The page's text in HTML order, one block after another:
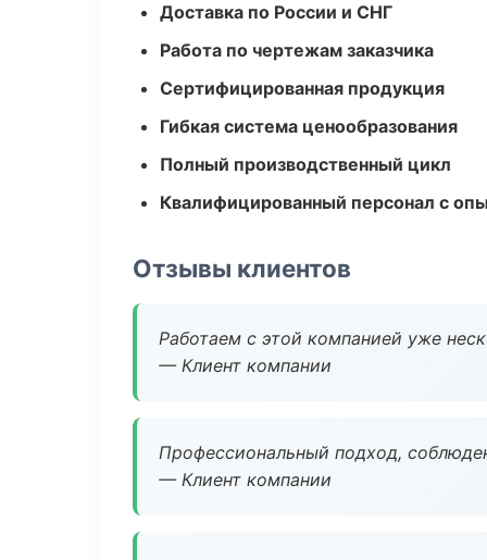
Доставка по России и СНГ
Работа по чертежам заказчика
Сертифицированная продукция
Гибкая система ценообразования
Полный производственный цикл
Квалифицированный персонал с
Отзывы клиентов
Работаем с этой компанией уже
— Клиент компании
Профессиональный подход,
— Клиент компании